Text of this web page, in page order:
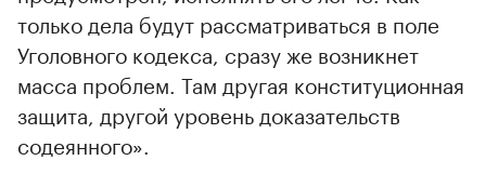
только дела будут рассматриваться в поле
Уголовного кодекса, сразу же возникнет
масса проблем. Там другая конституционная
защита, другой уровень доказательств
содеянного».